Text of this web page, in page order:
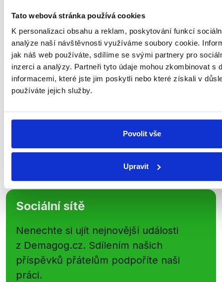
Tato webová stránka používá cookies
K personalizaci obsahu a reklam, poskytování funkcí
analýze naší návštěvnosti využíváme soubory cookie.
jak náš web používáte, sdílíme se svými partnery pro
inzerci a analýzy. Partneři tyto údaje mohou zkombinovat s
informacemi, které jste jim poskytli nebo které získali v
používáte jejich služby.
Povolit vše
Upravit
Zůstaňme v kontaktu
Přihlaste se k odběru našeho
newsletteru nebowhatsappového
kanálu, kde pravidelně přinášíme
shrnutí nejzajímavějších článků a analýz.
Začněte nás odebírat, a mějte tak
přehled o tom, jaké dezinformace a
Newsletter WhatsApp
Sociální sítě
Nenechte si ujít nejnovější události
z Demagog.cz. Sdílením našich
příspěvků přátelům podpoříte naši
práci.